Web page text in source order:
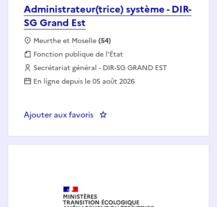
Administrateur(trice) système - DIR-
SG Grand Est
Localisation :
Meurthe et Moselle(54)
Fonction publique :
Fonction publique de l'État
Employeur :
Secrétariat général - DIR-SG GRAND EST
En ligne depuis le 05 août 2026
Ajouter aux favoris : Administrateur(trice) système -